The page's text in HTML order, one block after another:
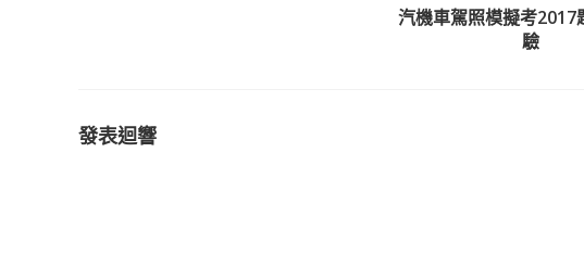
汽機車駕照模擬考2017
驗
發表迴響